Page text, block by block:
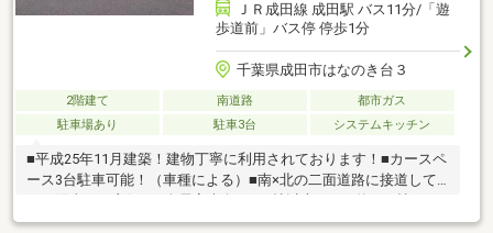
ＪＲ成田線 成田駅 バス11分/「遊
歩道前」バス停 停歩1分
千葉県成田市はなのき台３
2階建て 南道路
都市ガス
駐車場あり
駐車3台 システムキッチン
■平成25年11月建築！建物丁寧に利用されております！■カースペ
ース3台駐車可能！（車種による）■南×北の二面道路に接道して
面バルコニー！WIC、SIC等収納箇所豊富！■床暖房、食洗器、EV